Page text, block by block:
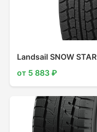
Landsail SNOW STAR
от 5 883 ₽